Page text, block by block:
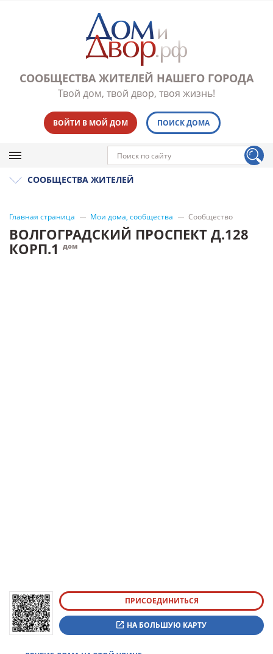
СООБЩЕСТВА ЖИТЕЛЕЙ НАШЕГО ГОРОДА
Твой дом, твой двор, твоя жизнь!
ВОЙТИ В МОЙ ДОМ ПОИСК ДОМА
СООБЩЕСТВА ЖИТЕЛЕЙ
Главная страница Мои дома, сообщества Сообщество
ВОЛГОГРАДСКИЙ ПРОСПЕКТ Д.128
КОРП.1
дом
ПРИСОЕДИНИТЬСЯ
НА БОЛЬШУЮ КАРТУ